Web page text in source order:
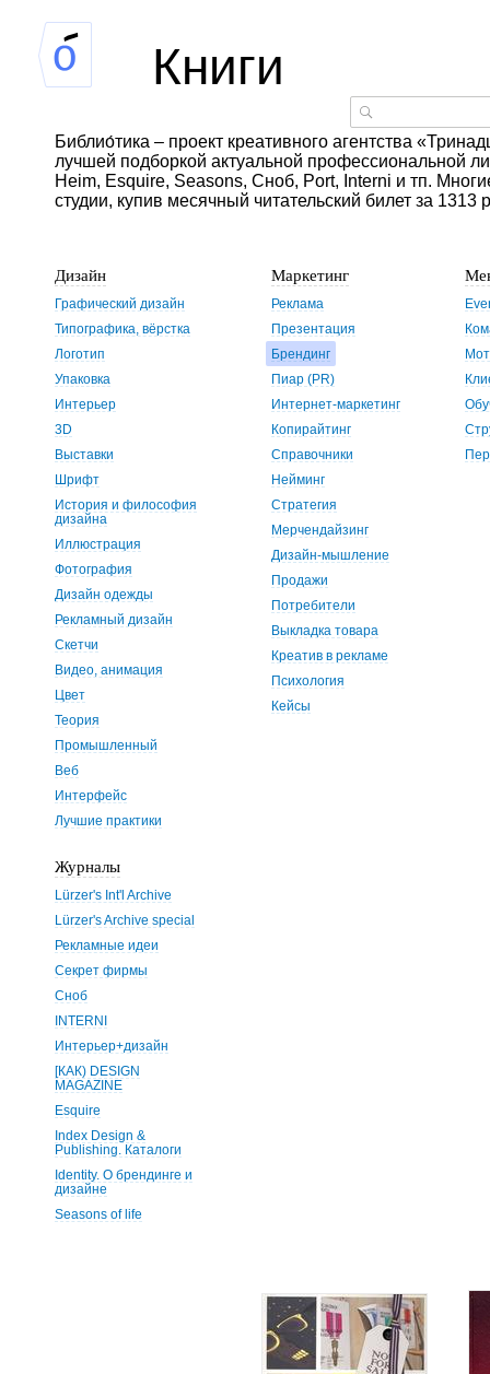
Книги
Библио́тика – проект креативного агентства
лучшей подборкой актуальной профессиональной
Heim, Esquire, Seasons, Сноб, Port, Interni и тп.
студии, купив месячный читательский билет за
Дизайн
Графический дизайн
Типографика, вёрстка
Логотип
Упаковка
Интерьер
3D
Выставки
Шрифт
История и философия
дизайна
Иллюстрация
Фотография
Дизайн одежды
Рекламный дизайн
Скетчи
Видео, анимация
Цвет
Теория
Промышленный
Веб
Интерфейс
Лучшие практики
Маркетинг
Реклама
Презентация
Брендинг
Пиар (PR)
Интернет-маркетинг
Копирайтинг
Справочники
Нейминг
Стратегия
Мерчендайзинг
Дизайн-мышление
Продажи
Потребители
Выкладка товара
Креатив в рекламе
Психология
Кейсы
Журналы
Lürzer's Int'l Archive
Lürzer's Archive special
Рекламные идеи
Секрет фирмы
Сноб
INTERNI
Интерьер+дизайн
[КАК) DESIGN
MAGAZINE
Esquire
Index Design &
Publishing. Каталоги
Identity. О брендинге и
дизайне
Seasons of life